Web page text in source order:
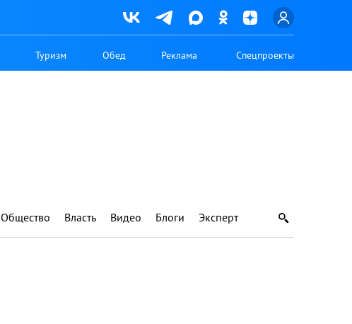
Туризм Обед Реклама Спецпроекты
Общество Власть Видео Блоги Эксперт